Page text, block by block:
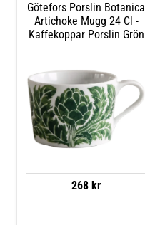
Götefors Porslin Botanica
Artichoke Mugg 24 Cl -
Kaffekoppar Porslin Grön
268 kr